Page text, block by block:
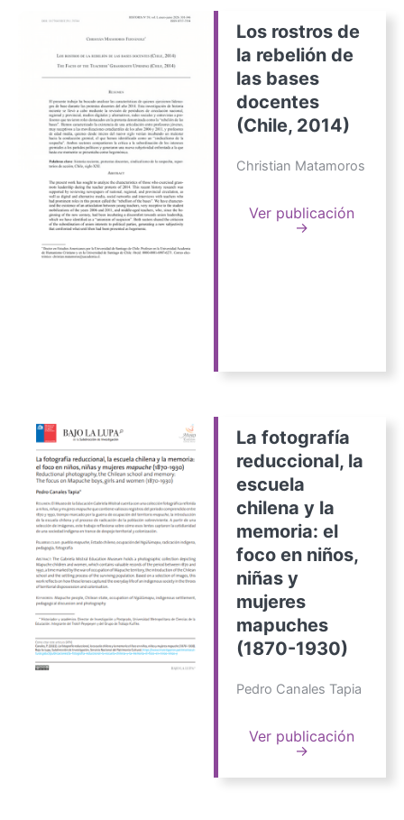
Los rostros de
la rebelión de
las bases
docentes
(Chile, 2014)
Christian Matamoros
Ver publicación
→
La fotografía
reduccional, la
escuela
chilena y la
memoria: el
foco en niños,
niñas y
mujeres
mapuches
(1870-1930)
Pedro Canales Tapia
Ver publicación
→